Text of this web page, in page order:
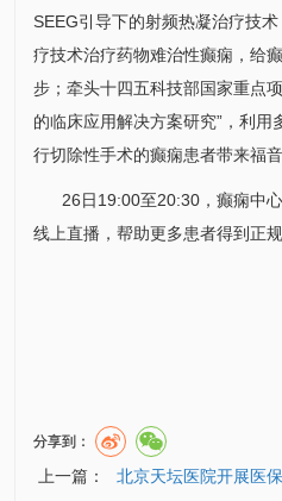
SEEG引导下的射频热凝治疗技
疗技术治疗药物难治性癫痫，给
步；牵头十四五科技部国家重点
的临床应用解决方案研究”，利
行切除性手术的癫痫患者带来福音
26日19:00至20:30，癫痫中心
线上直播，帮助更多患者得到正
分享到：
上一篇： 北京天坛医院开展医